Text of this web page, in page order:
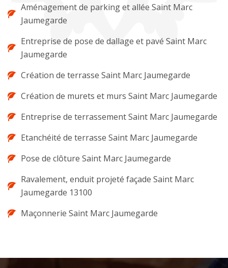
Aménagement de parking et allée Saint Marc
Jaumegarde
Entreprise de pose de dallage et pavé Saint Marc
Jaumegarde
Création de terrasse Saint Marc Jaumegarde
Création de murets et murs Saint Marc Jaumegarde
Entreprise de terrassement Saint Marc Jaumegarde
Etanchéité de terrasse Saint Marc Jaumegarde
Pose de clôture Saint Marc Jaumegarde
Ravalement, enduit projeté façade Saint Marc
Jaumegarde 13100
Maçonnerie Saint Marc Jaumegarde